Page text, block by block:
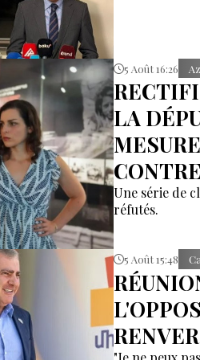
5 Août 16:26
LA
Une série de
réfutés.
5 Août 15:48